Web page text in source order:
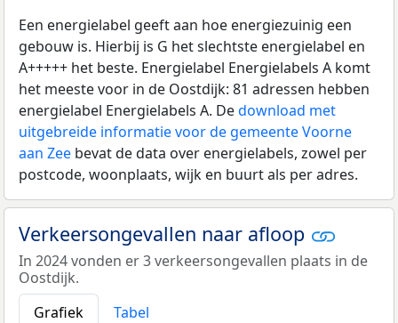
Een energielabel geeft aan hoe energiezuinig een
gebouw is. Hierbij is G het slechtste energielabel en
A+++++ het beste. Energielabel Energielabels A komt
het meeste voor in de Oostdijk: 81 adressen hebben
energielabel Energielabels A. Dedownload met
uitgebreide informatie voor de gemeente Voorne
aan Zee bevat de data over energielabels, zowel per
postcode, woonplaats, wijk en buurt als per adres.
Verkeersongevallen naar afloop
In 2024 vonden er 3 verkeersongevallen plaats in de
Oostdijk.
Grafiek
Tabel